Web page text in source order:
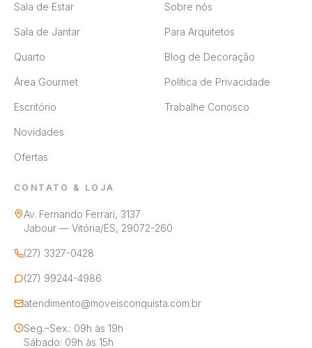
Sala de Estar
Sala de Jantar
Quarto
Área Gourmet
Escritório
Novidades
Ofertas
Sobre nós
Para Arquitetos
Blog de Decoração
Política de Privacidade
Trabalhe Conosco
CONTATO & LOJA
Av. Fernando Ferrari, 3137
Jabour — Vitória/ES, 29072-260
(27) 3327-0428
(27) 99244-4986
atendimento@moveisconquista.com.br
Seg.–Sex.: 09h às 19h
Sábado: 09h às 15h